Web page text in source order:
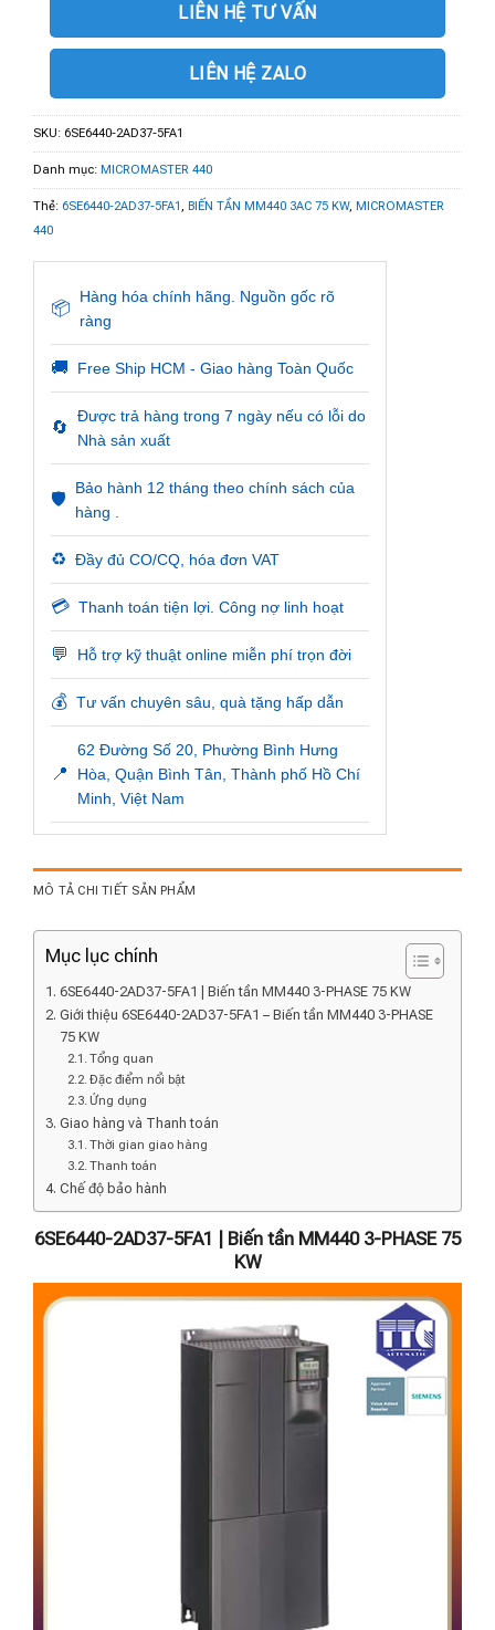
LIÊN HỆ TƯ VẤN
LIÊN HỆ ZALO
SKU: 6SE6440-2AD37-5FA1
Danh mục: MICROMASTER 440
Thẻ: 6SE6440-2AD37-5FA1, BIẾN TẦN MM440 3AC 75 KW, MICROMASTER
440
📦
Hàng hóa chính hãng. Nguồn gốc rõ
ràng
🚚 Free Ship HCM - Giao hàng Toàn Quốc
🔄
Được trả hàng trong 7 ngày nếu có lỗi do
Nhà sản xuất
🛡️
Bảo hành 12 tháng theo chính sách của
hàng .
♻️ Đầy đủ CO/CQ, hóa đơn VAT
💳 Thanh toán tiện lợi. Công nợ linh hoạt
💬 Hỗ trợ kỹ thuật online miễn phí trọn đời
💰 Tư vấn chuyên sâu, quà tặng hấp dẫn
📍
62 Đường Số 20, Phường Bình Hưng
Hòa, Quận Bình Tân, Thành phố Hồ Chí
Minh, Việt Nam
MÔ TẢ CHI TIẾT SẢN PHẨM
Mục lục chính
6SE6440-2AD37-5FA1 | Biến tần MM440 3-PHASE 75 KW
Giới thiệu 6SE6440-2AD37-5FA1 – Biến tần MM440 3-PHASE
75 KW
Tổng quan
Đặc điểm nổi bật
Ứng dụng
Giao hàng và Thanh toán
Thời gian giao hàng
Thanh toán
Chế độ bảo hành
6SE6440-2AD37-5FA1 | Biến tần MM440 3-PHASE 75
KW